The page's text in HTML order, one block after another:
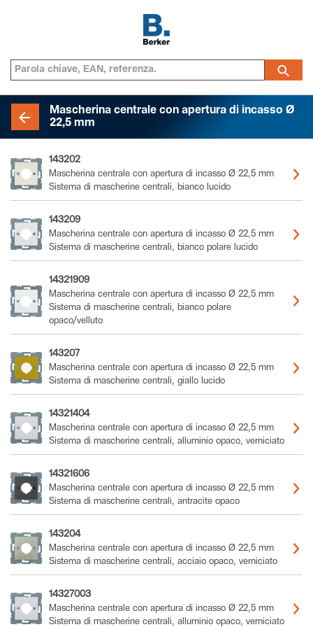
Mascherina centrale con apertura di incasso Ø
22,5 mm
143202
Mascherina centrale con apertura di incasso Ø 22,5 mm
Sistema di mascherine centrali, bianco lucido
143209
Mascherina centrale con apertura di incasso Ø 22,5 mm
Sistema di mascherine centrali, bianco polare lucido
14321909
Mascherina centrale con apertura di incasso Ø 22,5 mm
Sistema di mascherine centrali, bianco polare
opaco/velluto
143207
Mascherina centrale con apertura di incasso Ø 22,5 mm
Sistema di mascherine centrali, giallo lucido
14321404
Mascherina centrale con apertura di incasso Ø 22,5 mm
Sistema di mascherine centrali, alluminio opaco, verniciato
14321606
Mascherina centrale con apertura di incasso Ø 22,5 mm
Sistema di mascherine centrali, antracite opaco
143204
Mascherina centrale con apertura di incasso Ø 22,5 mm
Sistema di mascherine centrali, acciaio opaco, verniciato
14327003
Mascherina centrale con apertura di incasso Ø 22,5 mm
Sistema di mascherine centrali, alluminio opaco, verniciato